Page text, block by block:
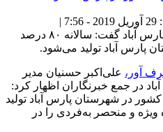
مدیر جهاد کشاورزی شهرستان پارس آباد گفت: سالانه ۸۰ درصد
پارس آباد تولید می‌شود.
آور، علی‌اکبر حسنیان مدیر
در جمع خبرنگاران اظهار کرد:
کشور در شهرستان پارس آباد تولید
و منحصر به‌فردی را در